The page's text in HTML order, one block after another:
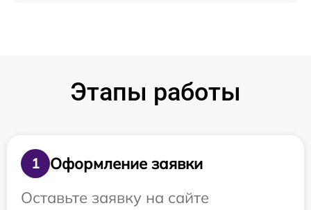
Этапы работы
1
Оформление заявки
Оставьте заявку на сайте